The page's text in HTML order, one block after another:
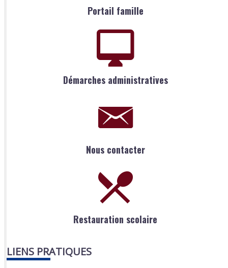
Portail famille
Démarches administratives
Nous contacter
Restauration scolaire
LIENS PRATIQUES